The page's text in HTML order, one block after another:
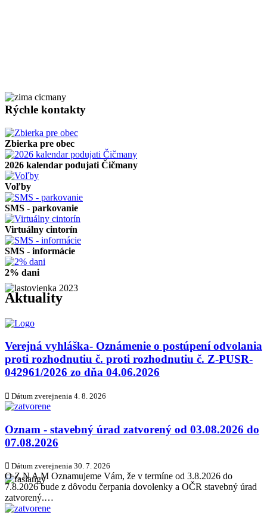
Rýchle kontakty
Zbierka pre obec
2026 kalendar podujati Čičmany
Voľby
SMS - parkovanie
Virtuálny cintorín
SMS - informácie
2% dani
Aktuality
Verejná vyhláška- Oznámenie o postúpení odvolania
proti rozhodnutiu č. proti rozhodnutiu č. Z-PUSR-
042961/2026 zo dňa 04.06.2026
Dátum zverejnenia 4. 8. 2026
Oznam - stavebný úrad zatvorený od 03.08.2026 do
07.08.2026
Dátum zverejnenia 30. 7. 2026
O Z N A M Oznamujeme Vám, že v termíne od 3.8.2026 do
7.8.2026 bude z dôvodu čerpania dovolenky a OČR stavebný úrad
zatvorený.…